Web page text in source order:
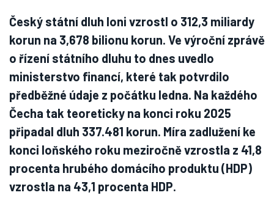
Český státní dluh loni vzrostl o 312,3 miliardy
korun na 3,678 bilionu korun. Ve výroční zprávě
o řízení státního dluhu to dnes uvedlo
ministerstvo financí, které tak potvrdilo
předběžné údaje z počátku ledna. Na každého
Čecha tak teoreticky na konci roku 2025
připadal dluh 337.481 korun. Míra zadlužení ke
konci loňského roku meziročně vzrostla z 41,8
procenta hrubého domácího produktu (HDP)
vzrostla na 43,1 procenta HDP.